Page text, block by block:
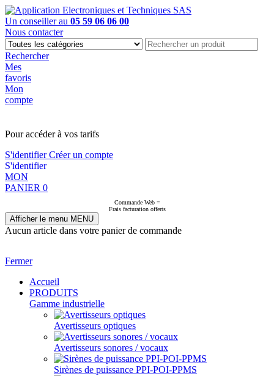
Un conseiller au 05 59 06 06 00
Nous contacter
Rechercher
Mes
favoris
Mon
compte
Pour accéder à vos tarifs
S'identifierCréer un compte
S'identifier
MON
PANIER 0
Commande Web =
Frais facturation offerts
Afficher le menu MENU
Aucun article dans votre panier de commande
Fermer
Accueil
PRODUITS
Gamme industrielle
Avertisseurs optiques
Avertisseurs sonores / vocaux
Sirènes de puissance PPI-POI-PPMS